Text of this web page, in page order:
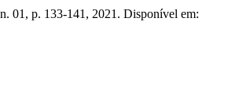
01, p. 133-141, 2021. Disponível em: